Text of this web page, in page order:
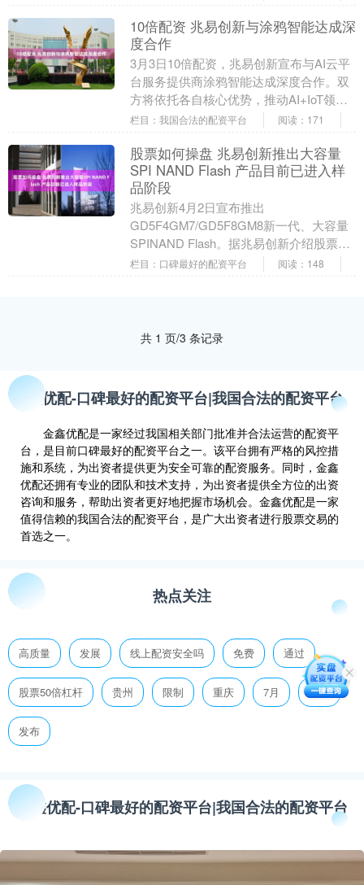
10倍配资 兆易创新与涂鸦智能达成深
度合作
3月3日10倍配资，兆易创新宣布与AI云平
台服务提供商涂鸦智能达成深度合作。双
方将依托各自核心优势，推动AI+IoT领域
生态共建，为全球开发者与客户打造一站
栏目：我国合法的配资平台 阅读：171
股票如何操盘 兆易创新推出大容量
SPI NAND Flash 产品目前已进入样
品阶段
兆易创新4月2日宣布推出
GD5F4GM7/GD5F8GM8新一代、大容量
SPINAND Flash。据兆易创新介绍股票如
何操盘，产品目前已进入样品阶段。....
栏目：口碑最好的配资平台 阅读：148
共 1 页/3 条记录
金鑫优配-口碑最好的配资平台|我国合法的配资平台
金鑫优配是一家经过我国相关部门批准并合法运营的配资平
台，是目前口碑最好的配资平台之一。该平台拥有严格的风控措
施和系统，为出资者提供更为安全可靠的配资服务。同时，金鑫
优配还拥有专业的团队和技术支持，为出资者提供全方位的出资
咨询和服务，帮助出资者更好地把握市场机会。金鑫优配是一家
值得信赖的我国合法的配资平台，是广大出资者进行股票交易的
首选之一。
热点关注
高质量 发展 线上配资安全吗 免费 通过
股票50倍杠杆 贵州 限制 重庆 7月 游玩
发布
金鑫优配-口碑最好的配资平台|我国合法的配资平台